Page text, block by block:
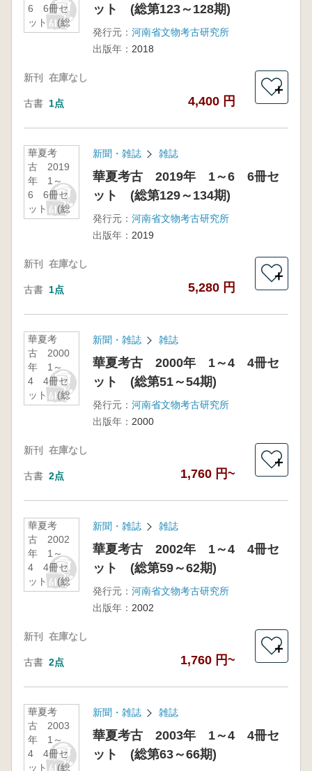
6 6冊セ
ット (総
第123～
ット (総第123～128期)
発行元： 河南省文物考古研究所
出版年： 2018
新刊 在庫なし
古書 1点 4,400 円
＋
華夏考
古 2019
年 1～
6 6冊セ
ット (総
第129～
新聞・雑誌 雑誌
華夏考古 2019年 1～6 6冊セ
ット (総第129～134期)
発行元： 河南省文物考古研究所
出版年： 2019
新刊 在庫なし
古書 1点 5,280 円
＋
華夏考
古 2000
年 1～
4 4冊セ
ット (総
第51～54
新聞・雑誌 雑誌
華夏考古 2000年 1～4 4冊セ
ット (総第51～54期)
発行元： 河南省文物考古研究所
出版年： 2000
新刊 在庫なし
古書 2点 1,760 円~
＋
華夏考
古 2002
年 1～
4 4冊セ
ット (総
第59～62
新聞・雑誌 雑誌
華夏考古 2002年 1～4 4冊セ
ット (総第59～62期)
発行元： 河南省文物考古研究所
出版年： 2002
新刊 在庫なし
古書 2点 1,760 円~
＋
華夏考
古 2003
年 1～
4 4冊セ
ット (総
新聞・雑誌 雑誌
華夏考古 2003年 1～4 4冊セ
ット (総第63～66期)